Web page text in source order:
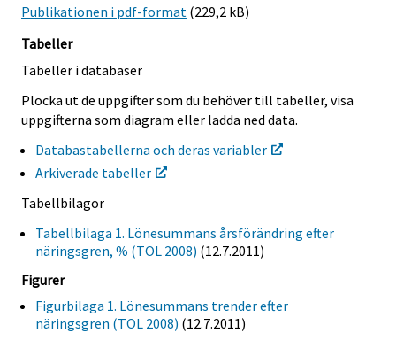
Publikationen i pdf-format (229,2 kB)
Tabeller
Tabeller i databaser
Plocka ut de uppgifter som du behöver till tabeller, visa
uppgifterna som diagram eller ladda ned data.
Databastabellerna och deras variabler
Arkiverade tabeller
Tabellbilagor
Tabellbilaga 1. Lönesummans årsförändring efter
näringsgren, % (TOL 2008) (12.7.2011)
Figurer
Figurbilaga 1. Lönesummans trender efter
näringsgren (TOL 2008) (12.7.2011)